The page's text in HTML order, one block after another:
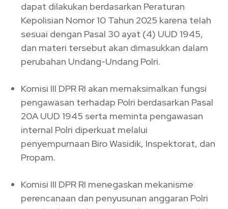
dapat dilakukan berdasarkan Peraturan
Kepolisian Nomor 10 Tahun 2025 karena telah
sesuai dengan Pasal 30 ayat (4) UUD 1945,
dan materi tersebut akan dimasukkan dalam
perubahan Undang-Undang Polri.
Komisi III DPR RI akan memaksimalkan fungsi
pengawasan terhadap Polri berdasarkan Pasal
20A UUD 1945 serta meminta pengawasan
internal Polri diperkuat melalui
penyempurnaan Biro Wasidik, Inspektorat, dan
Propam.
Komisi III DPR RI menegaskan mekanisme
perencanaan dan penyusunan anggaran Polri